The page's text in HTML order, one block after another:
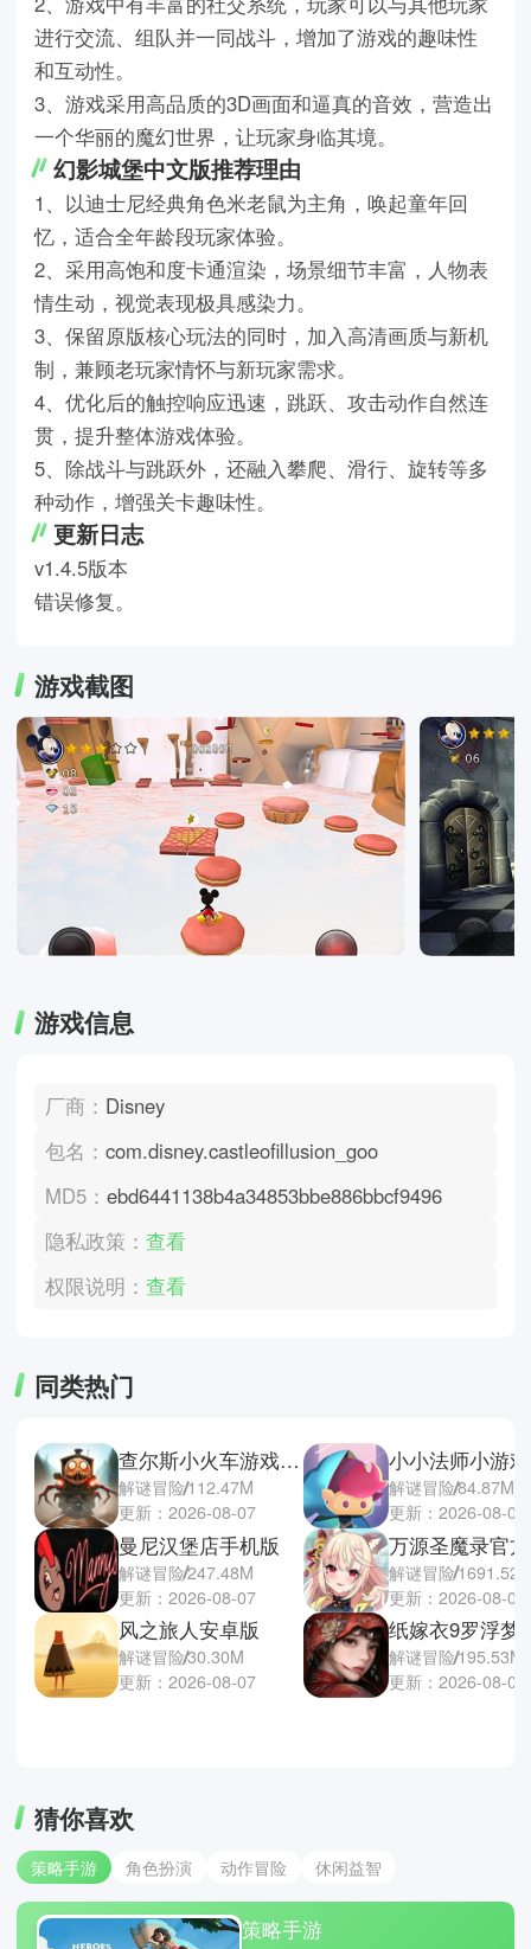
进行交流、组队并一同战斗，增加了游戏的趣味性
和互动性。
3、游戏采用高品质的3D画面和逼真的音效，营造出
一个华丽的魔幻世界，让玩家身临其境。
幻影城堡中文版推荐理由
1、以迪士尼经典角色米老鼠为主角，唤起童年回
忆，适合全年龄段玩家体验。
2、采用高饱和度卡通渲染，场景细节丰富，人物表
情生动，视觉表现极具感染力。
3、保留原版核心玩法的同时，加入高清画质与新机
制，兼顾老玩家情怀与新玩家需求。
4、优化后的触控响应迅速，跳跃、攻击动作自然连
贯，提升整体游戏体验。
5、除战斗与跳跃外，还融入攀爬、滑行、旋转等多
种动作，增强关卡趣味性。
更新日志
v1.4.5版本
错误修复。
游戏截图
游戏信息
厂商： Disney
包名：com.disney.castleofillusion_goo
MD5：ebd6441138b4a34853bbe886bbcf9496
隐私政策：查看
权限说明：查看
同类热门
查尔斯小火车游戏手机版
解谜冒险112.47M
更新：2026-08-07
曼尼汉堡店手机版
解谜冒险247.48M
更新：2026-08-07
风之旅人安卓版
解谜冒险30.30M
更新：2026-08-07
小小法师小游戏
解谜冒险84.87M
更新：2026-08-07
万源圣魔录官
解谜冒险
更新：2026-08-07
纸嫁衣9罗浮梦
解谜冒险195.53M
更新：2026-08-07
猜你喜欢
策略手游 角色扮演 动作冒险 休闲益智
策略手游